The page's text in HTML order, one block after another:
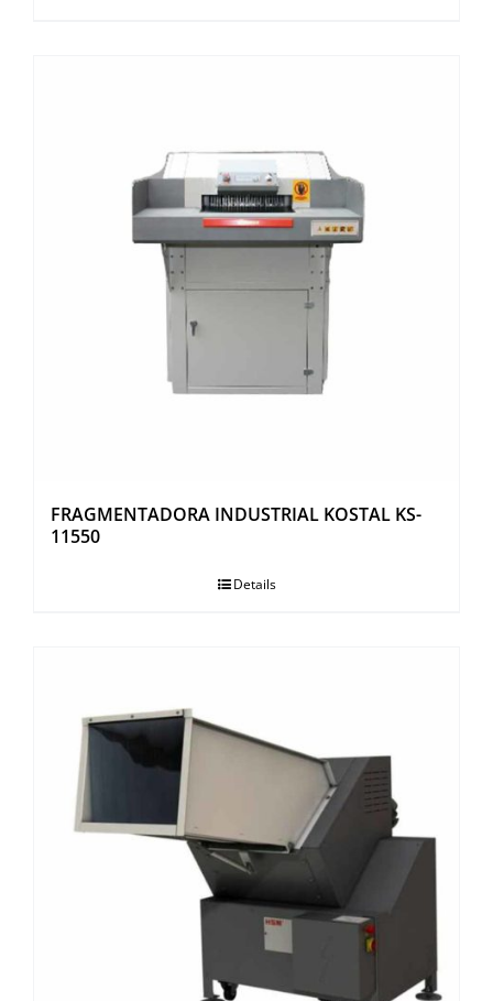
FRAGMENTADORA INDUSTRIAL KOSTAL KS-
11550
Details